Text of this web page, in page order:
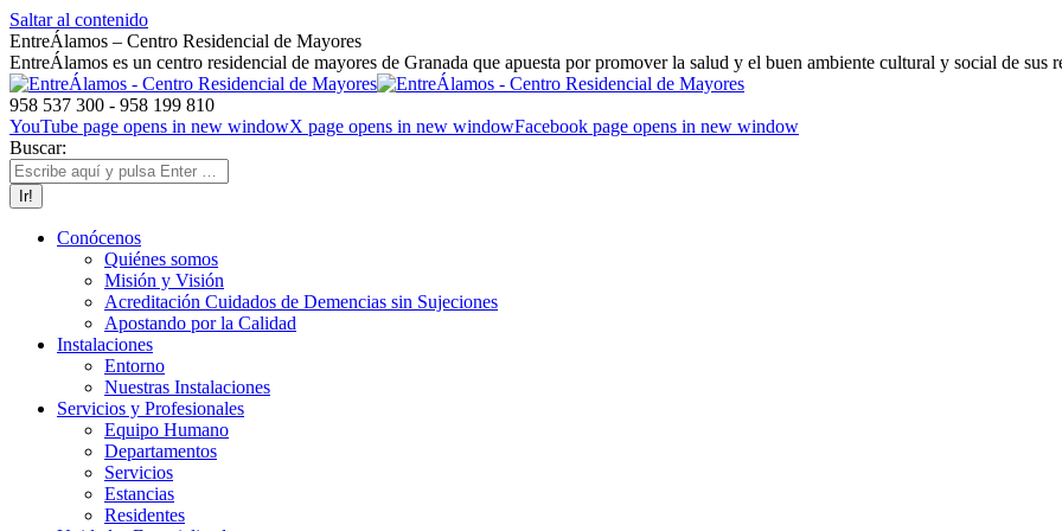
Saltar al contenido
EntreÁlamos – Centro Residencial de Mayores
EntreÁlamos es un centro residencial de mayores de Granada que apuesta por promover la salud y el buen ambiente cultural y social de sus
958 537 300 - 958 199 810
YouTube page opens in new windowX page opens in new windowFacebook page opens in new window
Buscar:
Conócenos
Quiénes somos
Misión y Visión
Acreditación Cuidados de Demencias sin Sujeciones
Apostando por la Calidad
Instalaciones
Entorno
Nuestras Instalaciones
Servicios y Profesionales
Equipo Humano
Departamentos
Servicios
Estancias
Residentes